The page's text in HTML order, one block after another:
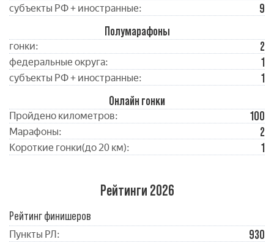
субъекты РФ + иностранные:
9
Полумарафоны
гонки: 2
федеральные округа: 1
субъекты РФ + иностранные:
1
Онлайн гонки
Пройдено километров: 100
Марафоны: 2
Короткие гонки(до 20 км): 1
Рейтинги 2026
Рейтинг финишеров
Пункты РЛ: 930